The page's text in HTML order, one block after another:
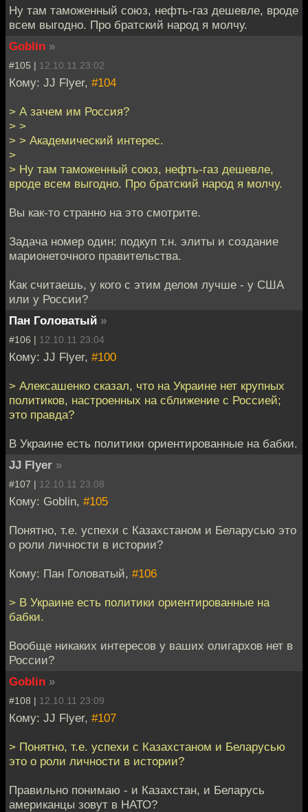
Ну там таможенный союз, нефть-газ дешевле, вроде
всем выгодно. Про братский народ я молчу.
Goblin »
#105 | 12.10.11 23:02
Кому: JJ Flyer, #104
> А зачем им Россия?
> >
> > Академический интерес.
>
> Ну там таможенный союз, нефть-газ дешевле,
вроде всем выгодно. Про братский народ я молчу.
Вы как-то странно на это смотрите.
Задача номер один: подкуп т.н. элиты и создание
марионеточного правительства.
Как считаешь, у кого с этим делом лучше - у США
или у России?
Пан Головатый »
#106 | 12.10.11 23:04
Кому: JJ Flyer, #100
> Алексашенко сказал, что на Украине нет крупных
политиков, настроенных на сближение с Россией;
это правда?
В Украине есть политики ориентированные на бабки.
JJ Flyer »
#107 | 12.10.11 23:08
Кому: Goblin, #105
Понятно, т.е. успехи с Казахстаном и Беларусью это
о роли личности в истории?
Кому: Пан Головатый, #106
> В Украине есть политики ориентированные на
бабки.
Вообще никаких интересов у ваших олигархов нет в
России?
Goblin »
#108 | 12.10.11 23:09
Кому: JJ Flyer, #107
> Понятно, т.е. успехи с Казахстаном и Беларусью
это о роли личности в истории?
Правильно понимаю - и Казахстан, и Беларусь
американцы зовут в НАТО?